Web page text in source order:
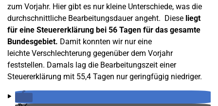
zum Vorjahr. Hier gibt es nur kleine Unterschiede, was die
durchschnittliche Bearbeitungsdauer angeht. Diese liegt
für eine Steuererklärung bei 56 Tagen für das gesamte
Bundesgebiet. Damit konnten wir nur eine
leichte Verschlechterung gegenüber dem Vorjahr
feststellen. Damals lag die Bearbeitungszeit einer
Steuererklärung mit 55,4 Tagen nur geringfügig niedriger.